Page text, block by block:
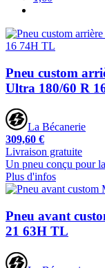
Pneu custom
Ultra 180/60 R
La Bécanerie
309,60 €
Livraison gratuite
Un pneu conçu pour
Plus d'infos
Pneu avant
21 63H TL